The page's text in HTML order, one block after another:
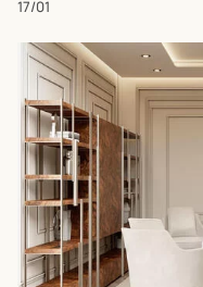
17/01